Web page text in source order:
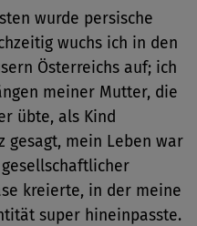
wurde persische
wuchs ich in den
Österreichs auf; ich
meiner Mutter, die
übte, als Kind
gesagt, mein Leben war
kreierte, in der meine
super hineinpasste.